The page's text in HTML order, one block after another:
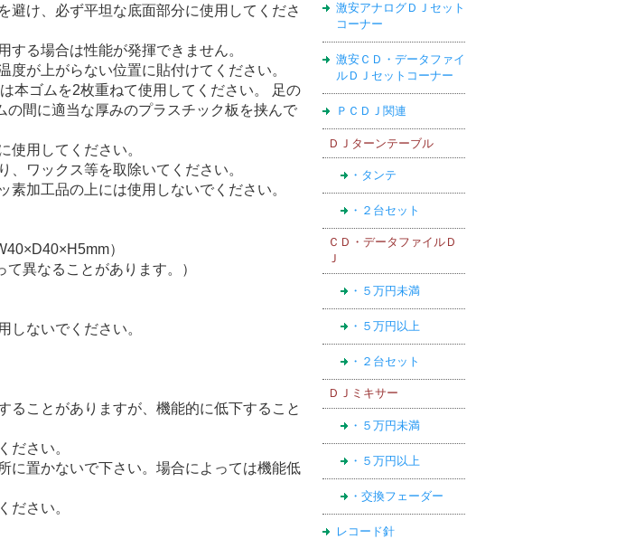
激安アナログＤＪセット
コーナー
激安ＣＤ・データファイ
ルＤＪセットコーナー
ＰＣＤＪ関連
ＤＪターンテーブル
・タンテ
・２台セット
ＣＤ・データファイルＤ
Ｊ
・５万円未満
・５万円以上
・２台セット
ＤＪミキサー
・５万円未満
・５万円以上
・交換フェーダー
レコード針
け、必ず平坦な底面部分に使用してくださ
する場合は性能が発揮できません。
が上がらない位置に貼付けてください。
本ゴムを2枚重ねて使用してください。 足の
の間に適当な厚みのプラスチック板を挟んで
用してください。
ワックス等を取除いてください。
加工品の上には使用しないでください。
）
異なることがあります。）
ないでください。
ことがありますが、機能的に低下すること
ださい。
に置かないで下さい。場合によっては機能低
ださい。